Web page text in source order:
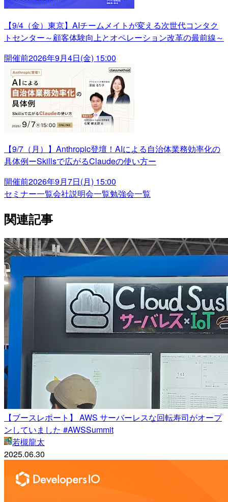
【9/4（金）東京】AIチームメイトが変える次世代コンタク
トセンター～顧客体験向上とオペレーション改革の最前線～
開催前2026年9月4日(金) 15:00
【9/7（月）】Anthropic登壇！AIによる自治体業務効率化の
具体例ーSkillsで広がるClaudeの使い方ー
開催前2026年9月7日(月) 15:00
セミナー一覧会社説明会一覧勉強会一覧
関連記事
【ブースレポート】 AWS サーバーレスな回転寿司がオープ
ンしていました #AWSSummit
若槻龍太
2025.06.30